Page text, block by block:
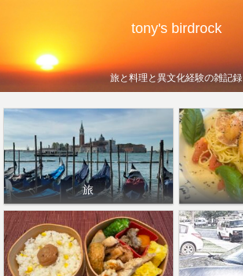
tony's birdrock
旅と料理と異文化経験の雑記録
旅